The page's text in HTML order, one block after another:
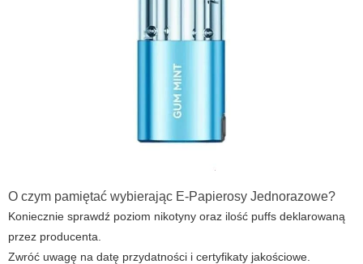
O czym pamiętać wybierając E-Papierosy Jednorazowe?
Koniecznie sprawdź poziom nikotyny oraz ilość puffs deklarowaną
przez producenta.
Zwróć uwagę na datę przydatności i certyfikaty jakościowe.